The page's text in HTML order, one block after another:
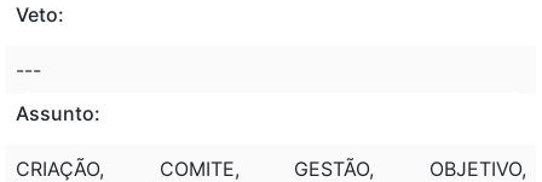
Veto:
---
Assunto:
CRIAÇÃO, COMITE, GESTÃO, OBJETIVO,